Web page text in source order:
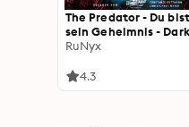
The Predator - Du bist
sein Geheimnis - Dark
Verse, Band 1
RuNyx
4.3